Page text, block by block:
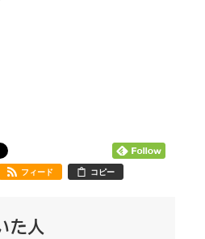
フィード コピー
た人